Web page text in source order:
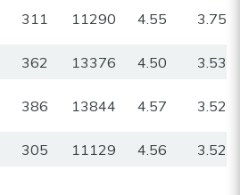
311 11290 4.55 3.75
362 13376 4.50 3.53
386 13844 4.57 3.52
305 11129 4.56 3.52